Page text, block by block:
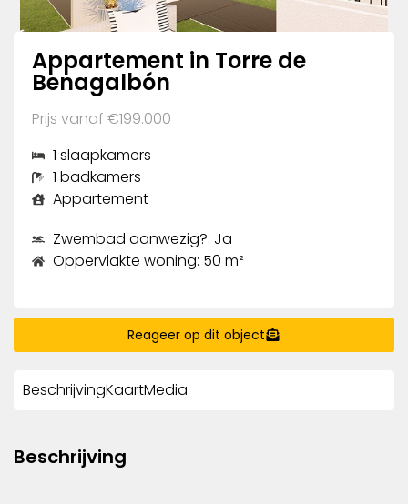
Appartement in Torre de
Benagalbón
Prijs vanaf €199.000
1 slaapkamers
1 badkamers
Appartement
Zwembad aanwezig?: Ja
Oppervlakte woning: 50 m²
Reageer op dit object
BeschrijvingKaartMedia
Beschrijving